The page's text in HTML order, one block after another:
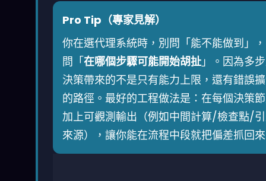
Pro Tip（專家見解）
你在選代理系統時，別問「能不能做到」
問「在哪個步驟可能開始胡扯 」。因為多
決策帶來的不是只有能力上限，還有錯誤
的路徑。最好的工程做法是：在每個決策
加上可觀測輸出（例如中間計算/檢查點/
來源），讓你能在流程中段就把偏差抓回